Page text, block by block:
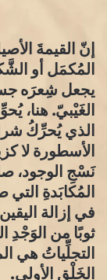
​إنّ القيمةَ
المُكمَل أو
يجعل شِعرَه
الغَيْبيّ. هنا،
الذي يُحرِّكُ
الأسطورة لا
نَسْجِ الوجود،
المُكابَدةِ
في إزالة
ثوبًا من الوَجْدِ
التجلِّياتُ هي
الخَلْقِ الأولى.